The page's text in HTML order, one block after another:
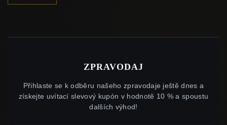
ZPRAVODAJ
Přihlaste se k odběru našeho zpravodaje ještě dnes a
získejte uvítací slevový kupón v hodnotě 10 % a spoustu
dalších výhod!